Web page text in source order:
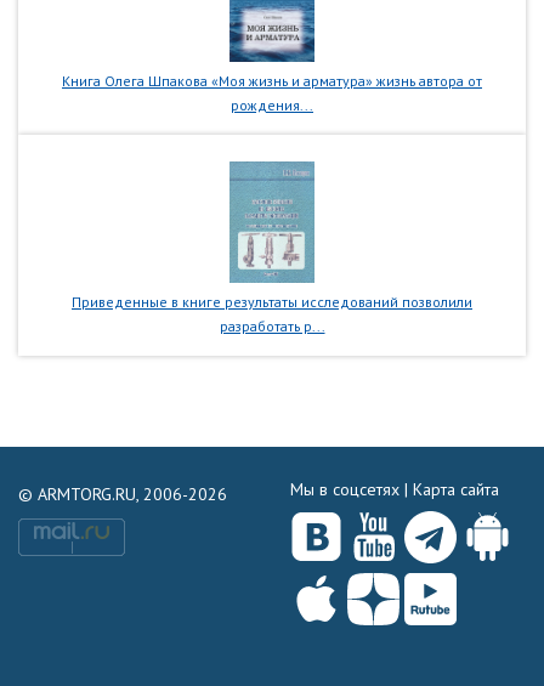
Книга Олега Шпакова «Моя жизнь и арматура» жизнь автора от
рождения...
Приведенные в книге результаты исследований позволили
разработать р...
© ARMTORG.RU, 2006-2026 Мы в соцсетях | Карта сайта